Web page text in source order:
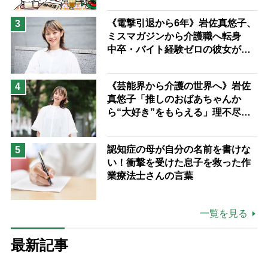
3
《電撃引退から6年》岩佐真悠子、
ミスマガジンから介護職へ転身
中卒・バイト経験ゼロの彼女が見
ながら自分らしくいられる」
4
《芸能界から介護の世界へ》岩佐
真悠子「推しのおばあちゃんか
ら“大好き”をもらえる」理不尽さ
場は「愛おしい」
5
認知症の母が自分の名前を書けな
い！衝撃を受けた息子を救った作
業療法士さんの言葉
一覧を見る
最新記事